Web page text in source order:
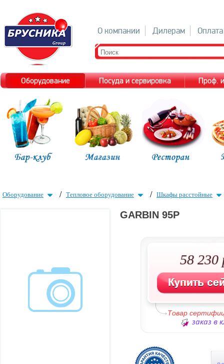
О компании Дилерам Оплата
Оборудование Посуда и сервировка Проф.
Оборудование / Тепловое оборудование / Шкафы расстойные
GARBIN 95P
58 230
Товар
заказ в